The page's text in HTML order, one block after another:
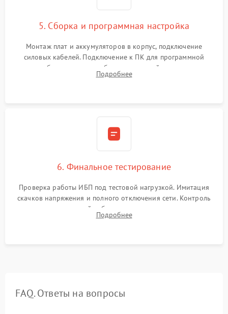
5. Сборка и программная настройка
Монтаж плат и аккумуляторов в корпус, подключение
силовых кабелей. Подключение к ПК для программной
калибровки констант батареи, настройки порогов
срабатывания AVR и сброса счетчиков старения АКБ.
Подробнее
6. Финальное тестирование
Проверка работы ИБП под тестовой нагрузкой. Имитация
скачков напряжения и полного отключения сети. Контроль
времени автономной работы, температурного режима и
корректности формы выходного сигнала.
Подробнее
FAQ. Ответы на вопросы